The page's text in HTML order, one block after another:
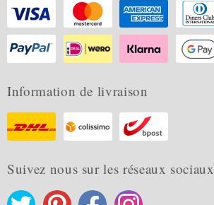
Information de livraison
Suivez nous sur les réseaux sociaux